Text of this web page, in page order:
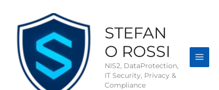
contenuto
STEFAN
O ROSSI
NIS2, DataProtection,
IT Security, Privacy &
Compliance